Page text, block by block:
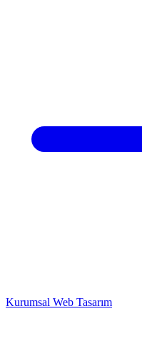
Kurumsal Web Tasarım